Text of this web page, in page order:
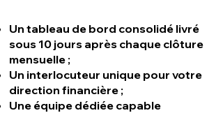
Un tableau de bord consolidé livré
sous 10 jours après chaque clôture
mensuelle ;
Un interlocuteur unique pour votre
direction financière ;
Une équipe dédiée capable